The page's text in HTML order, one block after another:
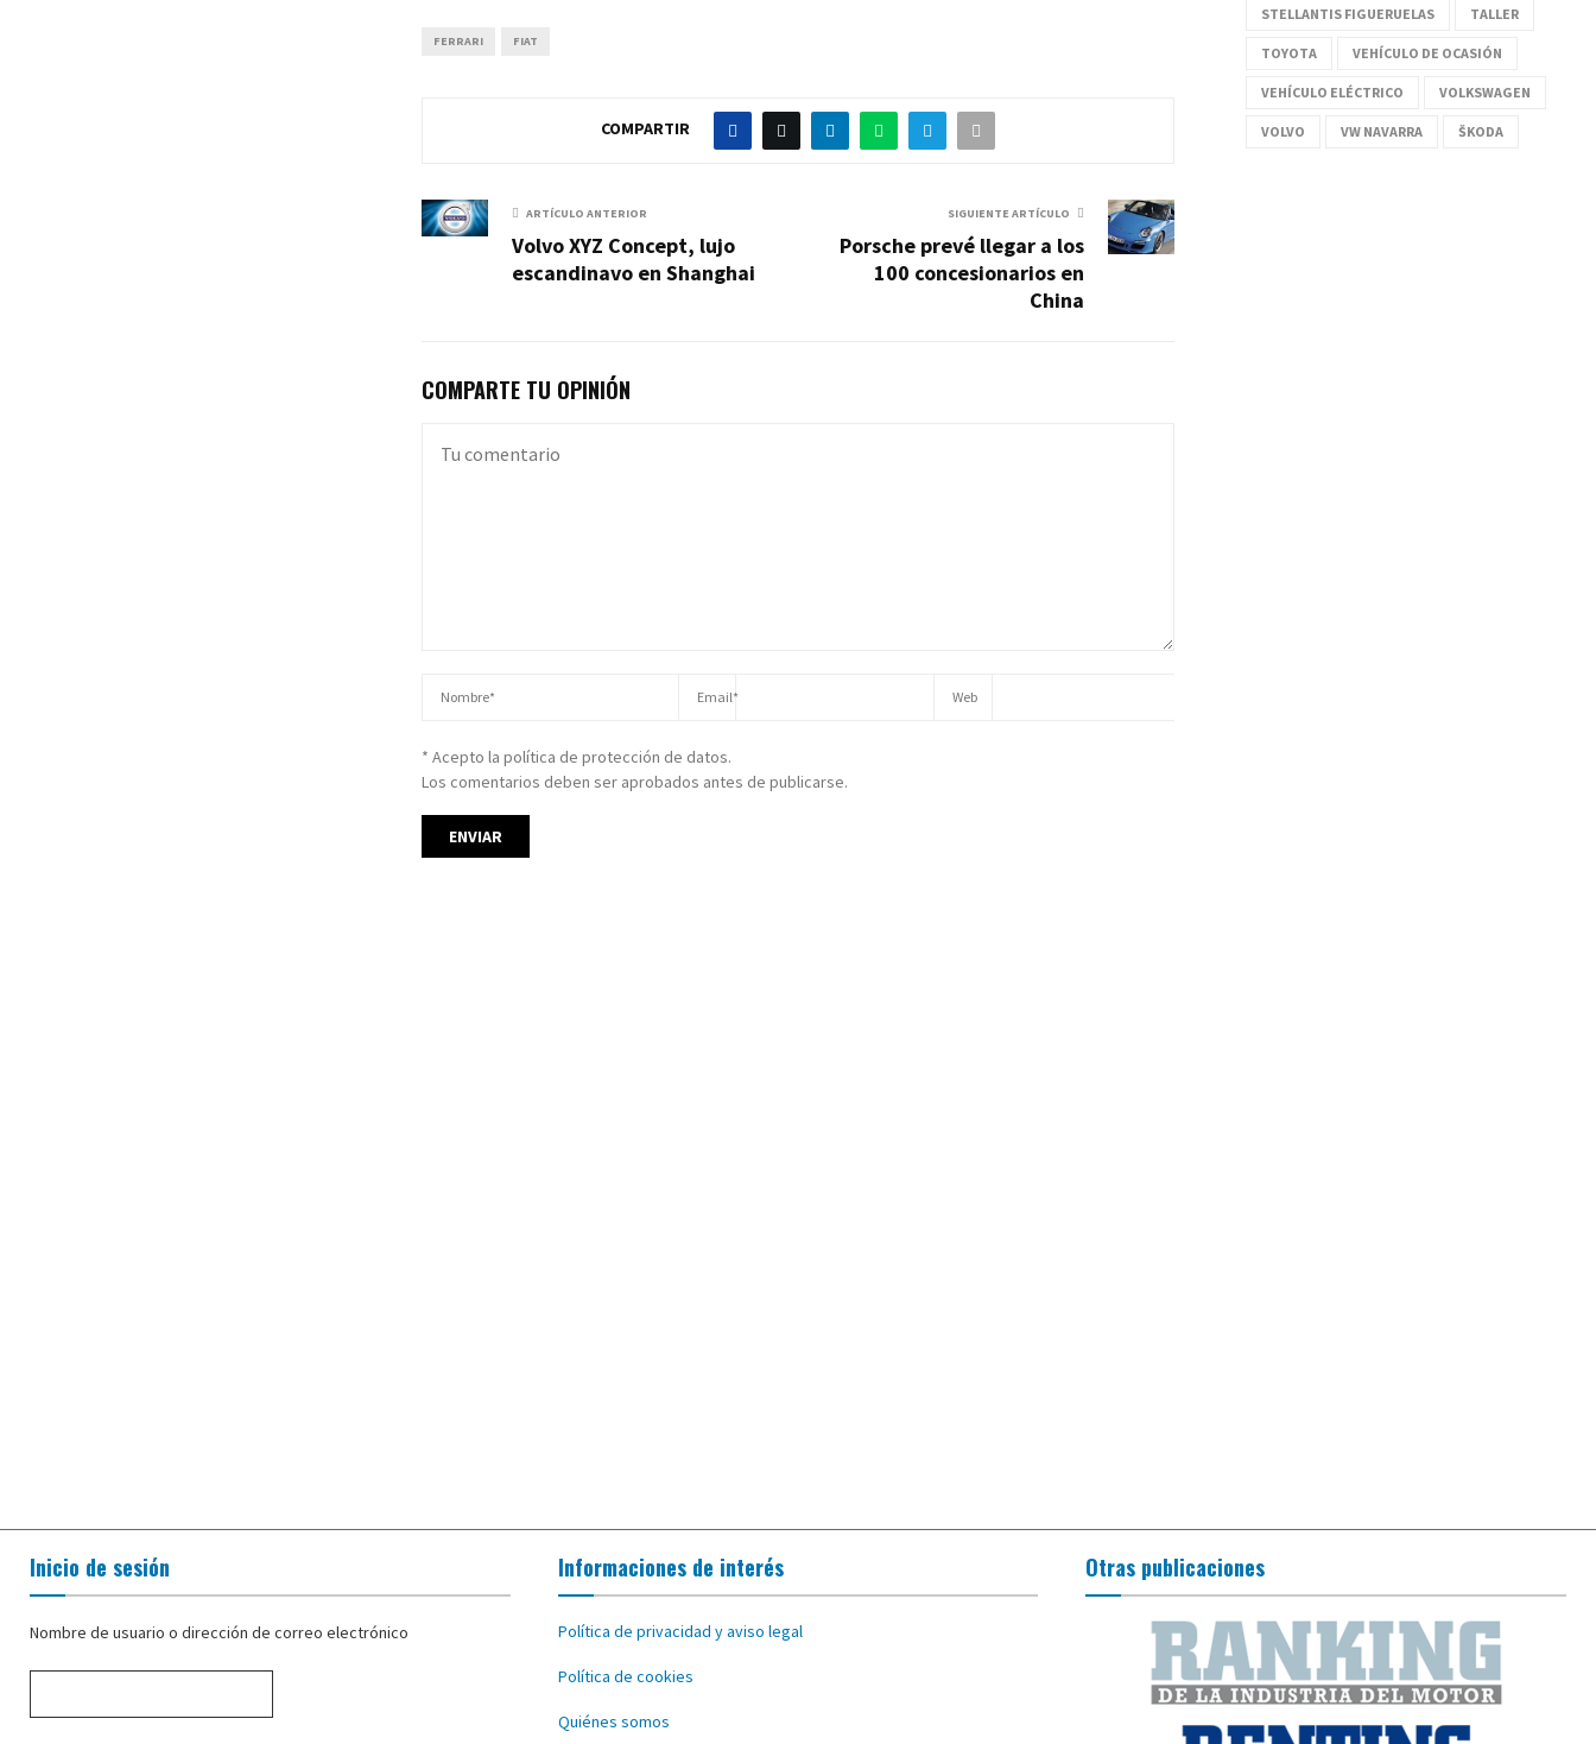
FERRARI FIAT
COMPARTIR
ARTÍCULO ANTERIOR
Volvo XYZ Concept, lujo
escandinavo en Shanghai
SIGUIENTE ARTÍCULO
Porsche prevé llegar a los
100 concesionarios en
China
COMPARTE TU OPINIÓN
* Acepto la política de protección de datos.
Los comentarios deben ser aprobados antes de publicarse.
STELLANTIS FIGUERUELAS TALLER
TOYOTA VEHÍCULO DE OCASIÓN
VEHÍCULO ELÉCTRICO VOLKSWAGEN
VOLVO VW NAVARRA ŠKODA
Inicio de sesión
Nombre de usuario o dirección de correo electrónico
Informaciones de interés
Política de privacidad y aviso legal
Política de cookies
Quiénes somos
Otras publicaciones